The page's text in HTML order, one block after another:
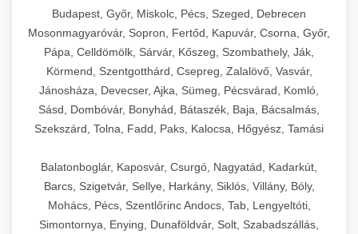
Budapest, Győr, Miskolc, Pécs, Szeged, Debrecen
Mosonmagyaróvár, Sopron, Fertőd, Kapuvár, Csorna, Győr,
Pápa, Celldömölk, Sárvár, Kőszeg, Szombathely, Ják,
Körmend, Szentgotthárd, Csepreg, Zalalövő, Vasvár,
Jánosháza, Devecser, Ajka, Sümeg, Pécsvárad, Komló,
Sásd, Dombóvár, Bonyhád, Bátaszék, Baja, Bácsalmás,
Szekszárd, Tolna, Fadd, Paks, Kalocsa, Hőgyész, Tamási
Balatonboglár, Kaposvár, Csurgó, Nagyatád, Kadarkút,
Barcs, Szigetvár, Sellye, Harkány, Siklós, Villány, Bóly,
Mohács, Pécs, Szentlőrinc Andocs, Tab, Lengyeltóti,
Simontornya, Enying, Dunaföldvár, Solt, Szabadszállás,